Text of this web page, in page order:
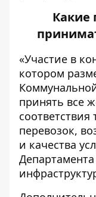
Какие
«Участие в
котором
принять все
перевозок,
и качества